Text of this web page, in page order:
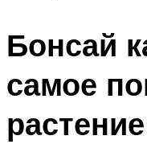
Бонсай
самое
растение